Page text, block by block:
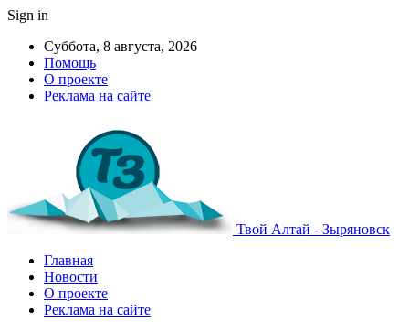
Sign in
Суббота, 8 августа, 2026
Помощь
О проекте
Реклама на сайте
Твой Алтай - Зыряновск
Главная
Новости
О проекте
Реклама на сайте